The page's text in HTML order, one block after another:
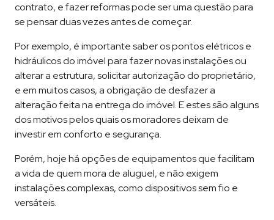
contrato, e fazer reformas pode ser uma questão para
se pensar duas vezes antes de começar.
Por exemplo, é importante saber os pontos elétricos e
hidráulicos do imóvel para fazer novas instalações ou
alterar a estrutura, solicitar autorização do proprietário,
e em muitos casos, a obrigação de desfazer a
alteração feita na entrega do imóvel. E estes são alguns
dos motivos pelos quais os moradores deixam de
investir em conforto e segurança.
Porém, hoje há opções de equipamentos que facilitam
a vida de quem mora de aluguel, e não exigem
instalações complexas, como dispositivos sem fio e
versáteis.